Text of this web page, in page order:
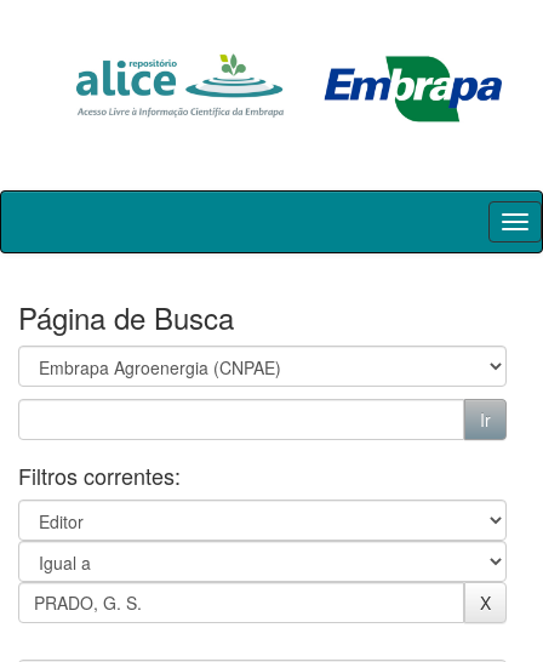
Skip
Página de Busca
Filtros correntes: